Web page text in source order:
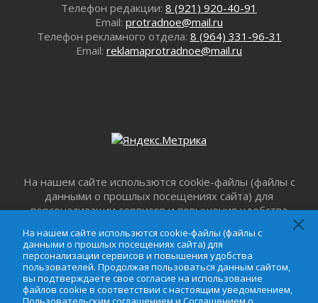
01 августа 2026
Один в поле — не воин
01 августа 2026
Пик топливного кризиса в регионе прошёл
Ленинградцы — бойцам «Барс-Ленинградец»
31 июля 2026
«Корвет» на страже
31 июля 2026
Правила для жизни
31 июля 2026
С рабочим визитом
31 июля 2026
Телефон редакции: 8 (921) 920-40-91
Email: protradnoe@mail.ru
Телефон рекламного отдела: 8 (964) 331-96-31
Email: reklamaprotradnoe@mail.ru
На нашем сайте использются cookie-файлы (файлы с
данными о прошлых посещениях сайта) для
персонализации сервисов и повышения удобства
сайтом, вы подтверждаете свое согласие на
использование файлов cookie в соответствии с
настоящим уведомлением,Пользовательским
соглашениемиСоглашением о
конфиденциальности. Запретить обработку cookie
На нашем сайте использются cookie-файлы (файлы с
данными о прошлых посещениях сайта) для
персонализации сервисов и повышения удобства
пользователей. Продолжая пользоваться данным сайтом,
вы подтверждаете свое согласие на использование
файлов cookie в соответствии с настоящим уведомлением,